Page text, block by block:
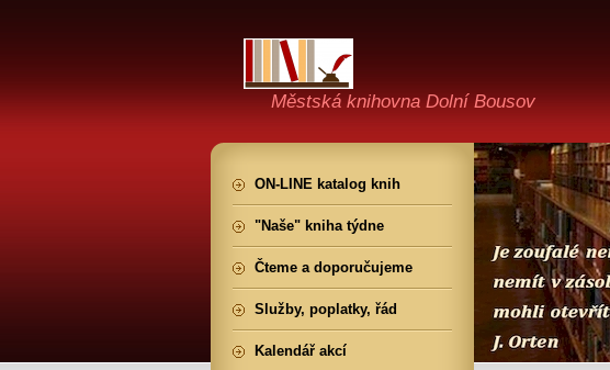
Městská knihovna Dolní Bousov
ON-LINE katalog knih
"Naše" kniha týdne
Čteme a doporučujeme
Služby, poplatky, řád
Kalendář akcí